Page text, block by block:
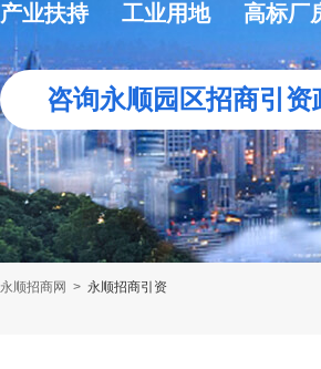
产业扶持 工业用地 高标厂
咨询永顺园区招商引资
永顺招商网 > 永顺招商引资